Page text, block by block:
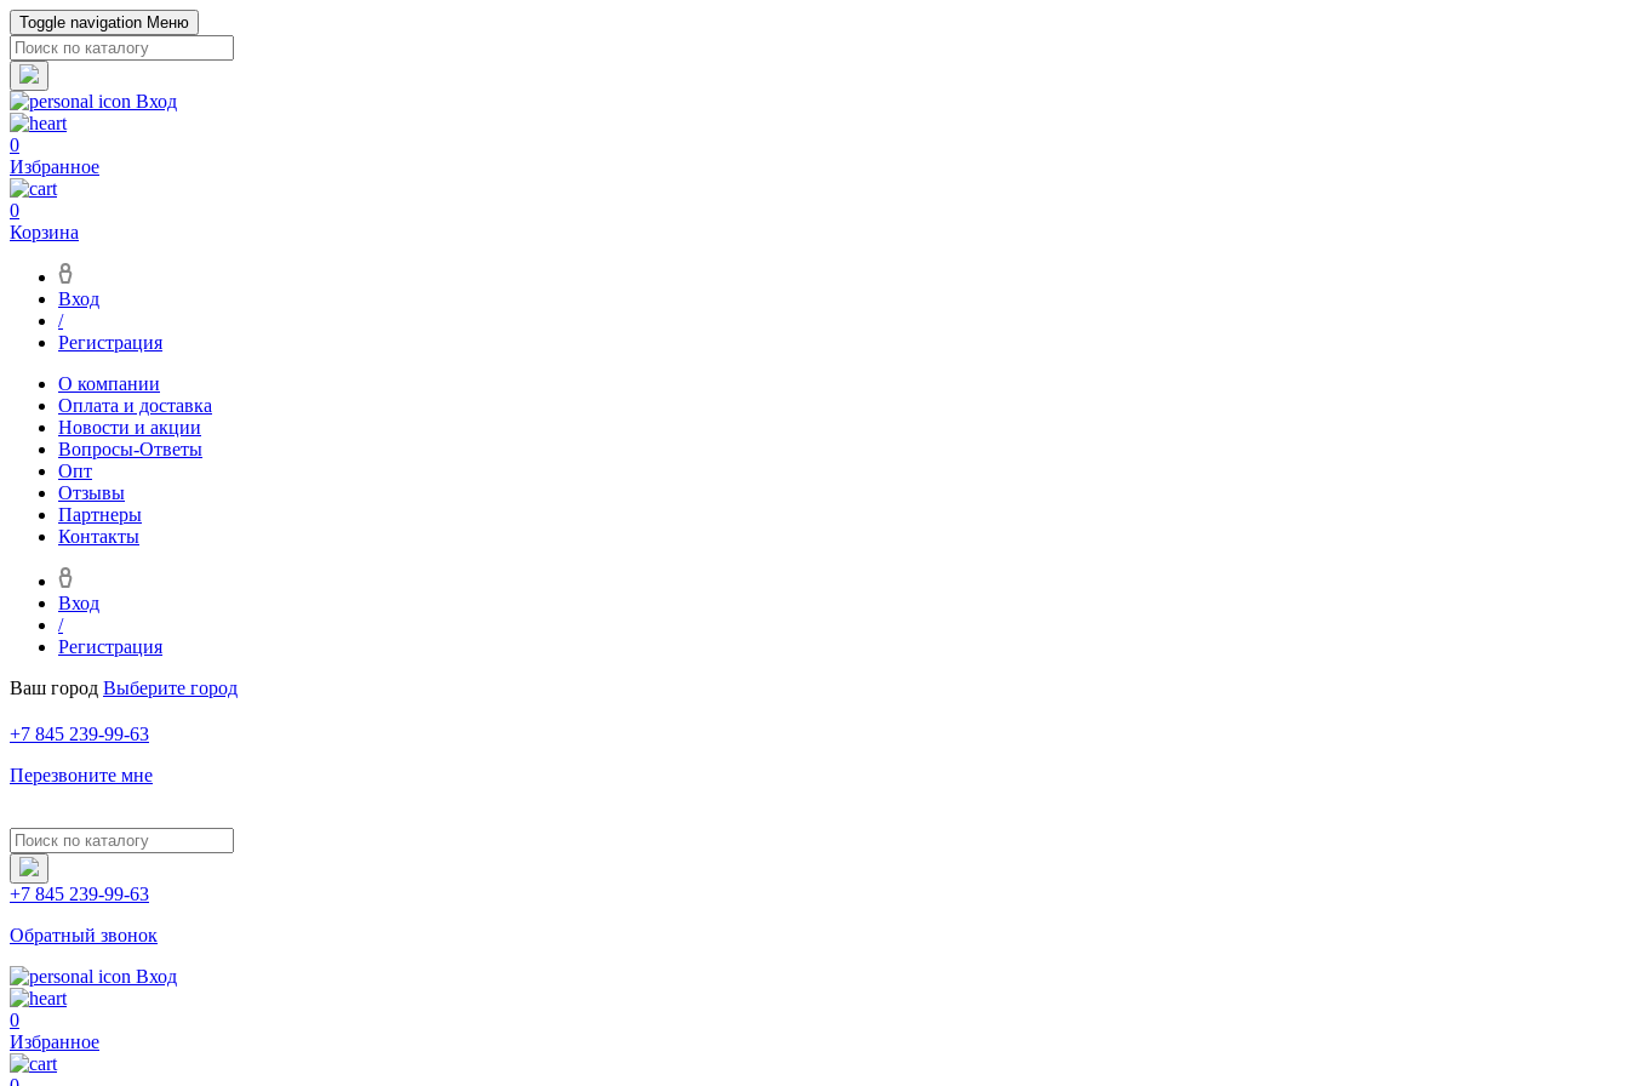
Toggle navigation Меню
Вход
0
Избранное
0
Корзина
Вход
/
Регистрация
О компании
Оплата и доставка
Новости и акции
Вопросы-Ответы
Опт
Отзывы
Партнеры
Контакты
Вход
/
Регистрация
Ваш город Выберите город
+7 845 239-99-63
Перезвоните мне
+7 845 239-99-63
Обратный звонок
Вход
0
Избранное